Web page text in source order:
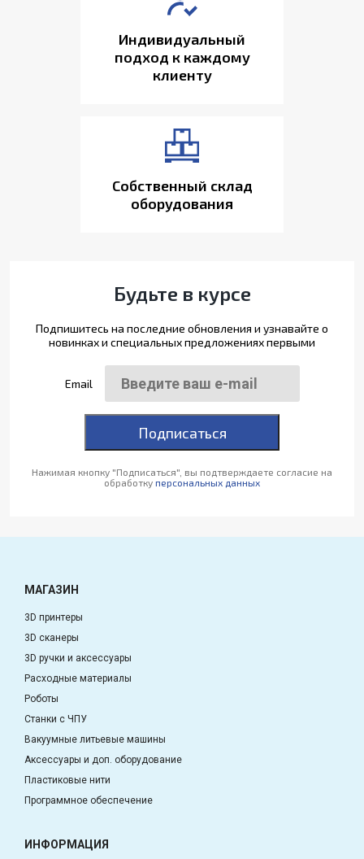
Индивидуальный
подход к каждому
клиенту
Собственный склад
оборудования
Будьте в курсе
Подпишитесь на последние обновления и узнавайте о
новинках и специальных предложениях первыми
Email
Подписаться
Нажимая кнопку "Подписаться", вы подтверждаете согласие на
обработку персональных данных
МАГАЗИН
3D принтеры
3D сканеры
3D ручки и аксессуары
Расходные материалы
Роботы
Станки с ЧПУ
Вакуумные литьевые машины
Аксессуары и доп. оборудование
Пластиковые нити
Программное обеспечение
ИНФОРМАЦИЯ